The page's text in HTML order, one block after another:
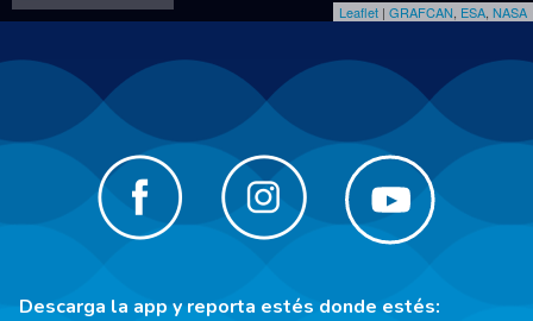
Leaflet | GRAFCAN ESA NASA
Descarga la app y reporta estés donde estés: